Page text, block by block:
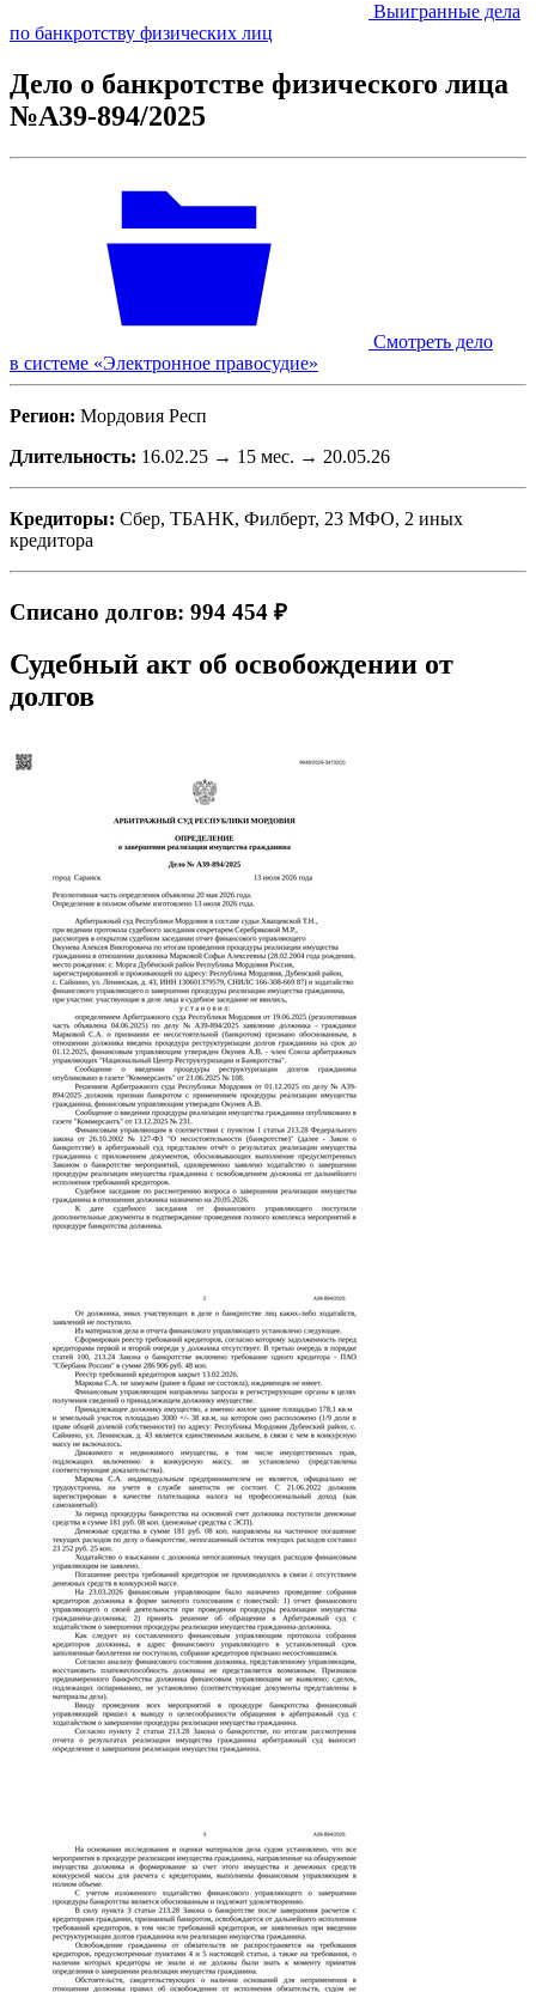
Выигранные дела
по банкротству физических лиц
Дело о банкротстве физического лица
№А39-894/2025
Смотреть дело
в системе «Электронное правосудие»
Регион: Мордовия Респ
Длительность: 16.02.25 → 15 мес. → 20.05.26
Кредиторы: Сбер, ТБАНК, Филберт, 23 МФО, 2 иных
кредитора
Списано долгов: 994 454 ₽
Судебный акт об освобождении от
долгов